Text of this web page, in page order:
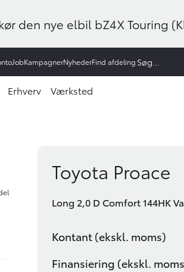
den nye elbil bZ4X Touring
JobKampagnerNyhederFind afdeling
Erhverv Værksted
Toyota Proace
Long 2,0 D Comfort 144HK
Kontant (ekskl. moms)
Finansiering (ekskl.